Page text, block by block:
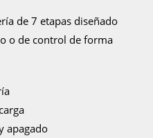
de 7 etapas diseñado
o de control de forma
apagado